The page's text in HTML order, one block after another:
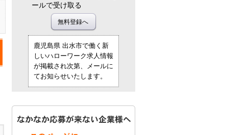
ールで受け取る
鹿児島県 出水市で働く新
しいハローワーク求人情報
が掲載され次第、メールに
てお知らせいたします。